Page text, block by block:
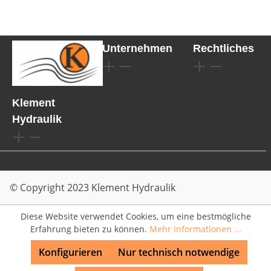
Klement
Hydraulik
Unternehmen Rechtliches
© Copyright 2023 Klement Hydraulik
Diese Website verwendet Cookies, um eine bestmögliche
Erfahrung bieten zu können. Mehr Informationen ...
Nur technisch notwendige
Konfigurieren